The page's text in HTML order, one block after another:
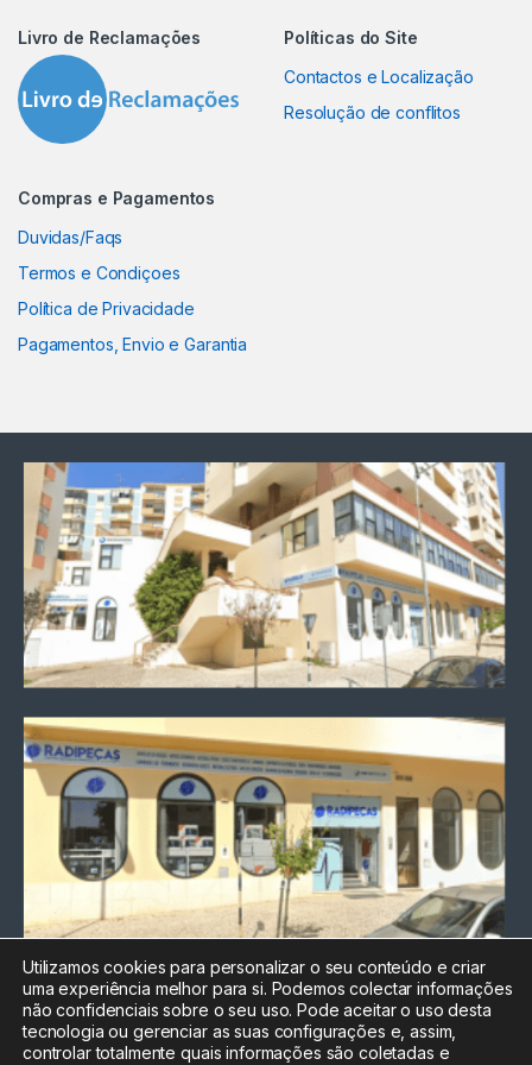
Livro de Reclamações
Políticas do Site
Contactos e Localização
Resolução de conflitos
Compras e Pagamentos
Duvidas/Faqs
Termos e Condiçoes
Política de Privacidade
Pagamentos, Envio e Garantia
Chamada para a rede fixa
nacional
Electrónica:212
Utilizamos cookies para personalizar o seu conteúdo e criar
uma experiência melhor para si. Podemos colectar informações
não confidenciais sobre o seu uso. Pode aceitar o uso desta
tecnologia ou gerenciar as suas configurações e, assim,
controlar totalmente quais informações são coletadas e